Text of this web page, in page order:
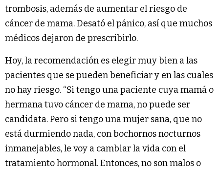
trombosis, además de aumentar el riesgo de
cáncer de mama. Desató el pánico, así que muchos
médicos dejaron de prescribirlo.
Hoy, la recomendación es elegir muy bien a las
pacientes que se pueden beneficiar y en las cuales
no hay riesgo. “Si tengo una paciente cuya mamá o
hermana tuvo cáncer de mama, no puede ser
candidata. Pero si tengo una mujer sana, que no
está durmiendo nada, con bochornos nocturnos
inmanejables, le voy a cambiar la vida con el
tratamiento hormonal. Entonces, no son malos o